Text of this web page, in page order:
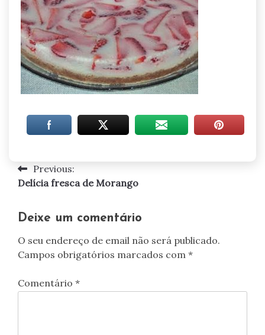
Navegação
artigos
Previous:
Delícia fresca de Morango
Deixe um comentário
O seu endereço de email não será publicado.
Campos obrigatórios marcados com *
Comentário *